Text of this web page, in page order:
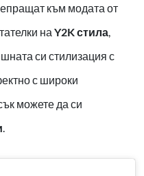
към модата от
на Y2K стила
си стилизация с
с широки
можете да си